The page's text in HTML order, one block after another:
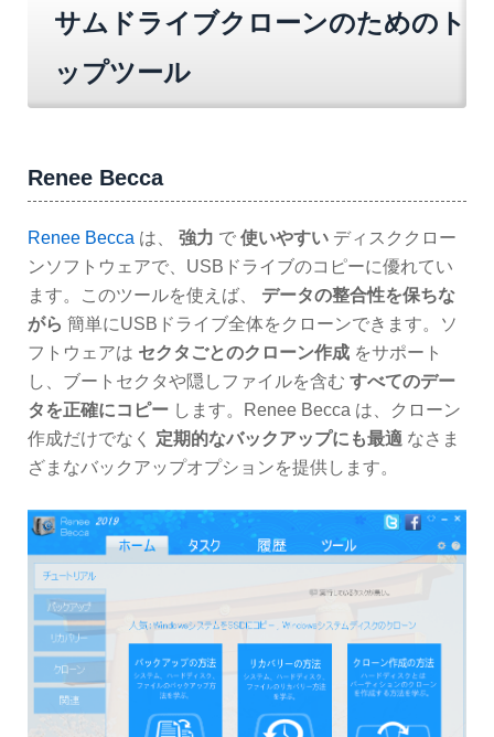
サムドライブクローンのためのト
ップツール
Renee Becca
Renee Becca は、 強力 で 使いやすい ディスククロー
ンソフトウェアで、USBドライブのコピーに優れてい
ます。このツールを使えば、 データの整合性を保ちな
がら 簡単にUSBドライブ全体をクローンできます。ソ
フトウェアは セクタごとのクローン作成 をサポート
し、ブートセクタや隠しファイルを含む すべてのデー
タを正確にコピー します。Renee Becca は、クローン
作成だけでなく 定期的なバックアップにも最適 なさま
ざまなバックアップオプションを提供します。